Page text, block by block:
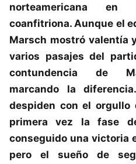
norteamericana
coanfitriona. Aunque el
Marsch mostró valentía
varios pasajes del
contundencia de
marcando la
despiden con el orgullo
primera vez la fase
conseguido una victoria
pero el sueño de